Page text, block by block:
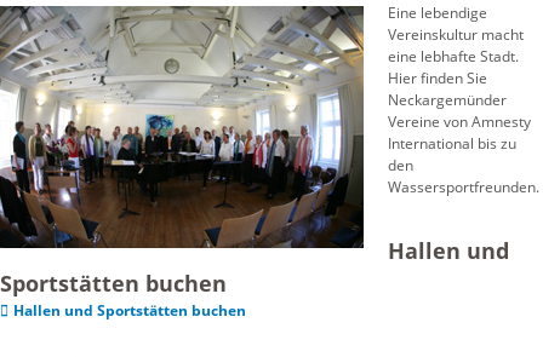
Eine lebendige
Vereinskultur macht
eine lebhafte Stadt.
Hier finden Sie
Neckargemünder
Vereine von Amnesty
International bis zu
den
Wassersportfreunden.
Hallen und
Sportstätten buchen
Hallen und Sportstätten buchen